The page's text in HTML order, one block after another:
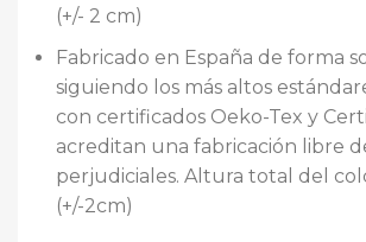
(+/- 2 cm)
Fabricado en España de forma
siguiendo los más altos
con certificados Oeko-Tex y
acreditan una fabricación libre
perjudiciales. Altura total del
(+/-2cm)